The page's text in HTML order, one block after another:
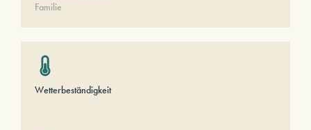
Familie
Wetterbeständigkeit